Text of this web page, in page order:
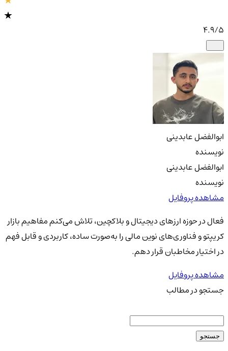
4.9/5
ابوالفضل عابدینی
نویسنده
ابوالفضل عابدینی
نویسنده
مشاهده پروفایل
فعال در حوزه ارزهای دیجیتال و بلاکچین، تلاش می‌کنم مفاهیم بازار
کریپتو و فناوری‌های نوین مالی را به‌صورت ساده، کاربردی و قابل فهم
در اختیار مخاطبان قرار دهم.
مشاهده پروفایل
جستجو در مطالب
جستجو